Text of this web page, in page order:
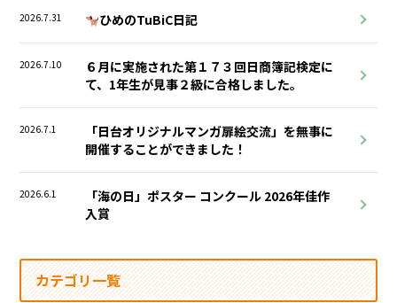
2026.7.31 ひめのTuBiC日記
2026.7.10
６月に実施された第１７３回日商簿記検定に
て、1年生が見事２級に合格しました。
2026.7.1
「日台オリジナルマンガ扉絵交流」を無事に
開催することができました！
2026.6.1
「海の日」ポスター コンクール 2026年佳作
入賞
カテゴリ一覧